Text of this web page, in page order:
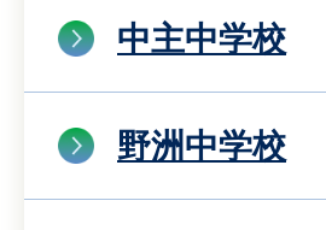
中主中学校
野洲中学校